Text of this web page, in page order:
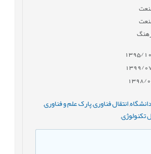
,انتقال فناوری,پارک علم و فناوری,
تکنولوژی,